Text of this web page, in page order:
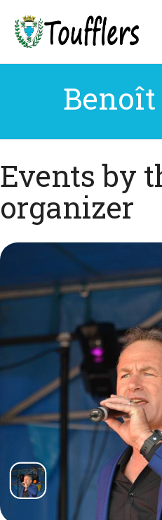
Events by
organizer